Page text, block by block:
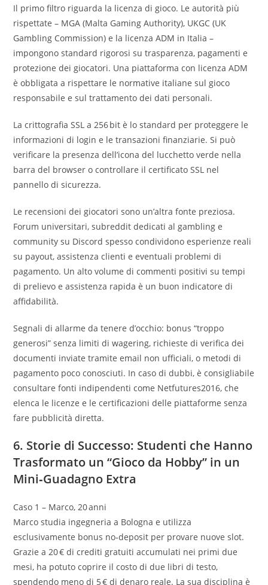
Il primo filtro riguarda la licenza di gioco. Le autorità più
rispettate – MGA (Malta Gaming Authority), UKGC (UK
Gambling Commission) e la licenza ADM in Italia –
impongono standard rigorosi su trasparenza, pagamenti e
protezione dei giocatori. Una piattaforma con licenza ADM
è obbligata a rispettare le normative italiane sul gioco
responsabile e sul trattamento dei dati personali.
La crittografia SSL a 256 bit è lo standard per proteggere le
informazioni di login e le transazioni finanziarie. Si può
verificare la presenza dell’icona del lucchetto verde nella
barra del browser o controllare il certificato SSL nel
pannello di sicurezza.
Le recensioni dei giocatori sono un’altra fonte preziosa.
Forum universitari, subreddit dedicati al gambling e
community su Discord spesso condividono esperienze reali
su payout, assistenza clienti e eventuali problemi di
pagamento. Un alto volume di commenti positivi su tempi
di prelievo e assistenza rapida è un buon indicatore di
affidabilità.
Segnali di allarme da tenere d’occhio: bonus “troppo
generosi” senza limiti di wagering, richieste di verifica dei
documenti inviate tramite email non ufficiali, o metodi di
pagamento poco conosciuti. In caso di dubbi, è consigliabile
consultare fonti indipendenti come Netfutures2016, che
elenca le licenze e le certificazioni delle piattaforme senza
fare pubblicità diretta.
6. Storie di Successo: Studenti che Hanno
Trasformato un “Gioco da Hobby” in un
Mini‑Guadagno Extra
Caso 1 – Marco, 20 anni
Marco studia ingegneria a Bologna e utilizza
esclusivamente bonus no‑deposit per provare nuove slot.
Grazie a 20 € di crediti gratuiti accumulati nei primi due
mesi, ha potuto coprire il costo di due libri di testo,
spendendo meno di 5 € di denaro reale. La sua disciplina è